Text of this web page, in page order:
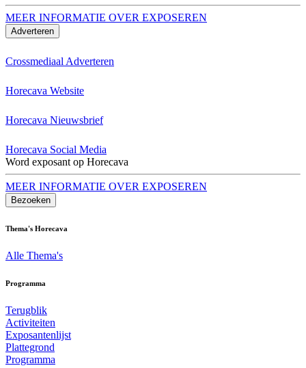
MEER INFORMATIE OVER EXPOSEREN
Adverteren
Crossmediaal Adverteren
Horecava Website
Horecava Nieuwsbrief
Horecava Social Media
Word exposant op Horecava
MEER INFORMATIE OVER EXPOSEREN
Bezoeken
Thema's Horecava
Alle Thema's
Programma
Terugblik
Activiteiten
Exposantenlijst
Plattegrond
Programma